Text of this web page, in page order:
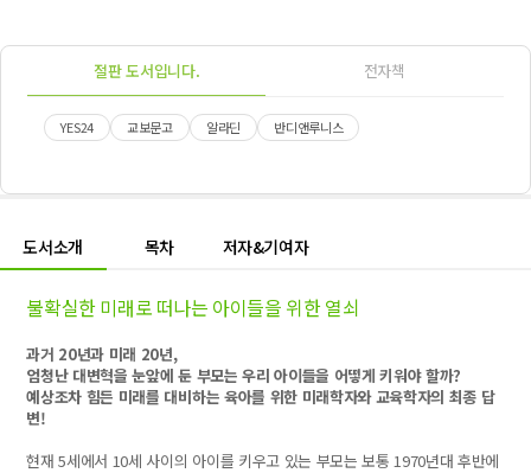
절판 도서입니다. 전자책
YES24 교보문고 알라딘 반디앤루니스
도서소개 목차 저자&기여자
불확실한 미래로 떠나는 아이들을 위한 열쇠
과거 20년과 미래 20년,
엄청난 대변혁을 눈앞에 둔 부모는 우리 아이들을 어떻게 키워야 할까?
예상조차 힘든 미래를 대비하는 육아를 위한 미래학자와 교육학자의 최종 답
변!
현재 5세에서 10세 사이의 아이를 키우고 있는 부모는 보통 1970년대 후반에